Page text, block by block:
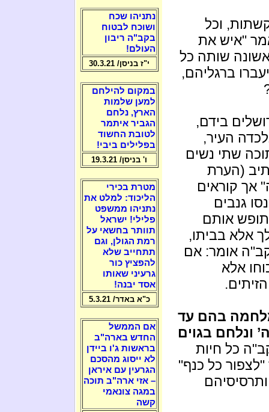
וכל
"איש את
שותה כל
ברגליהם,
בידם,
העיר,
שתי נשים
(הערת
אך קוראים
גנבים
תופש אותם
אלא בביתו,
אומר: אם
אלא
בהם עד
ונלחם בגוים
כל חיות
כל כנף"
נתניהו שכח
ושוכח לבטוח
בקב"ה ריבון
העולם!
י"ז בניסן/ 30.3.21
במקום להילחם
למען שלמות
הארץ, נלחם
הגביר איתמר
לטובת החשוד
בפלילים ביבי!
ו' בניסן/ 19.3.21
מטרת בכירי
הליכוד: למלט את
נתניהו ממשפט
פלילי! ישראל
תוותר בחשאי על
רמת הגולן, וגם
תתחייב שלא
להפציץ כור
גרעיני שאותו
אסד יבנה!
כ"א באדר/ 5.3.21
אם הממשל
החדש בארה"ב
בראשות ג'ו ביידן
לא ייסוג מהסכם
הגרעין עם איראן
– אזי ארה"ב תוכה
במגה צונאמי
קשה